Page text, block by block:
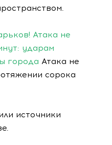
Атака не
ударам
города Атака не
сорока
источники